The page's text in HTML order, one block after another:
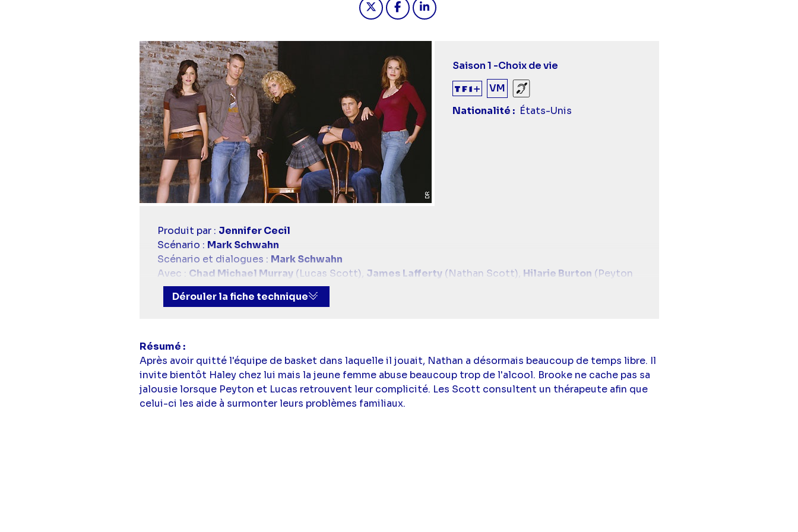
Saison 1 -Choix de vie
VM
Sourds et malentendants
Nationalité
États-Unis
Casting
simba
Produit par : Jennifer Cecil
Scénario : Mark Schwahn
Scénario et dialogues : Mark Schwahn
Avec : Chad Michael Murray(Lucas Scott), James Lafferty(Nathan Scott), Hilarie Burton (Peyton
Sawyer),Sophia Bush(Brooke Davis),
Scott),Barbara Alyn Woods(Deborah "Deb" Lee-Scott),
Dérouler la fiche technique
Résumé
Après avoir quitté l'équipe de basket dans laquelle il jouait, Nathan a désormais beaucoup de temps libre. Il
invite bientôt Haley chez lui mais la jeune femme abuse beaucoup trop de l'alcool. Brooke ne cache pas sa
jalousie lorsque Peyton et Lucas retrouvent leur complicité. Les Scott consultent un thérapeute afin que
celui-ci les aide à surmonter leurs problèmes familiaux.